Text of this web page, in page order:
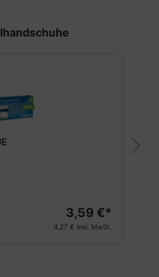
3,59 €*
4,27 € inkl. MwSt.